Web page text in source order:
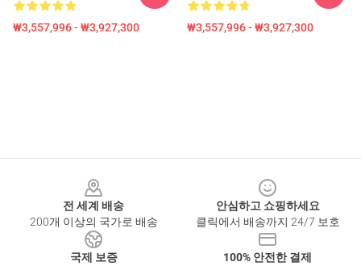
₩3,557,996 - ₩3,927,300 ₩3,557,996 - ₩3,927,300
전 세계 배송
200개 이상의 국가로 배송
안심하고 쇼핑하세요
클릭에서 배송까지 24/7 보호
국제 보증
100% 안전한 결제